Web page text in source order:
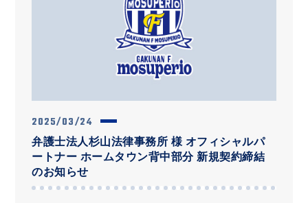
2025/03/24
弁護士法人杉山法律事務所 様 オフィシャルパ
ートナー ホームタウン背中部分 新規契約締結
のお知らせ